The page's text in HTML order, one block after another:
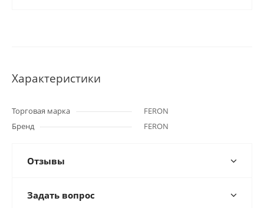
Характеристики
Торговая марка
FERON
Бренд
FERON
Отзывы
Задать вопрос